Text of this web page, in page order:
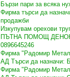
Бързи пари за всяка
Фирма търси да
продажби
Изкупувам орехови
ПЪТНА ПОМОЩ
0896645246
Фирма "Радомир
АД Търси да назначи:
Фирма "Радомир